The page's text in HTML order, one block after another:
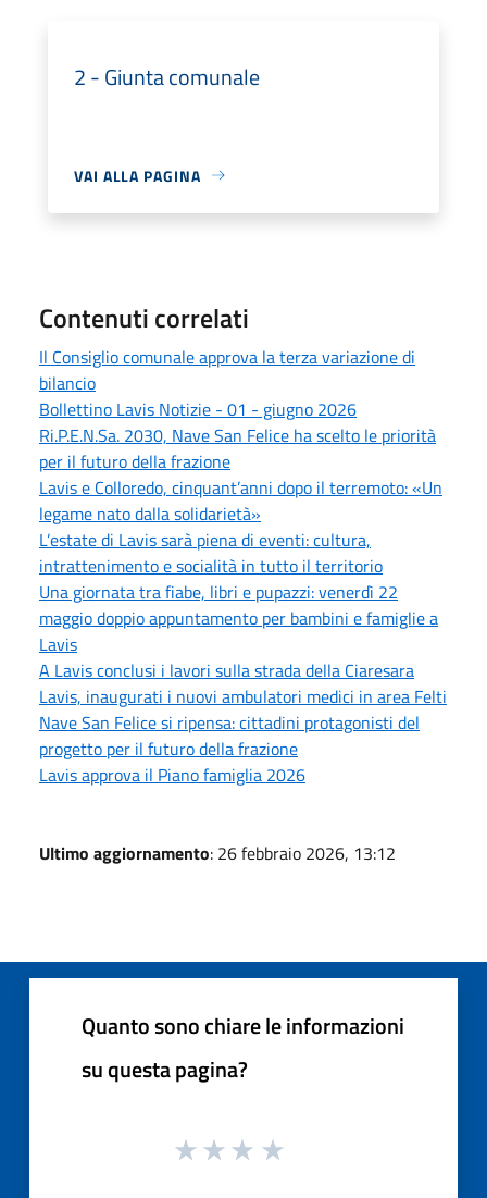
2 - Giunta comunale
VAI ALLA PAGINA
Contenuti correlati
Il Consiglio comunale approva la terza variazione di
bilancio
Bollettino Lavis Notizie - 01 - giugno 2026
Ri.P.E.N.Sa. 2030, Nave San Felice ha scelto le priorità
per il futuro della frazione
Lavis e Colloredo, cinquant’anni dopo il terremoto: «Un
legame nato dalla solidarietà»
L’estate di Lavis sarà piena di eventi: cultura,
intrattenimento e socialità in tutto il territorio
Una giornata tra fiabe, libri e pupazzi: venerdì 22
maggio doppio appuntamento per bambini e famiglie a
Lavis
A Lavis conclusi i lavori sulla strada della Ciaresara
Lavis, inaugurati i nuovi ambulatori medici in area Felti
Nave San Felice si ripensa: cittadini protagonisti del
progetto per il futuro della frazione
Lavis approva il Piano famiglia 2026
Ultimo aggiornamento: 26 febbraio 2026, 13:12
Quanto sono chiare le informazioni
su questa pagina?